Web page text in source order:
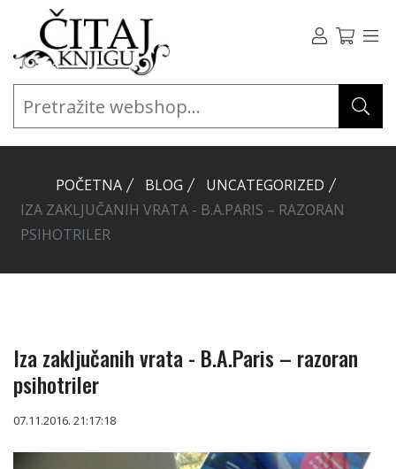
POČETNA BLOG
UNCATEGORIZED
IZA ZAKLJUČANIH VRATA - B.A.PARIS – RAZORAN
PSIHOTRILER
Iza zaključanih vrata - B.A.Paris – razoran
psihotriler
07.11.2016. 21:17:18